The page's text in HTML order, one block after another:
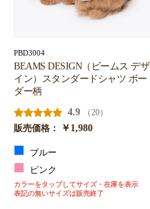
PBD3004
BEAMS DESIGN（ビームス デザ
イン）スタンダードシャツ ボー
ダー柄
4.9
（20）
販売価格：
￥1,980
ブルー
ピンク
カラーをタップしてサイズ・在庫を表示
表記の無いサイズは販売終了